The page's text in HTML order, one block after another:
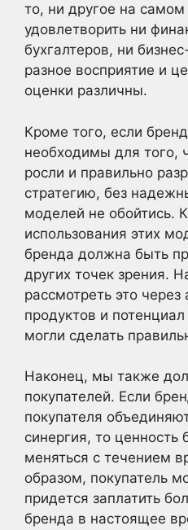
то, ни другое на
удовлетворить ни
бухгалтеров, ни
разное восприятие и
оценки различны.
Кроме того, если
необходимы для того,
росли и правильно
стратегию, без
моделей не обойтись.
использования этих
бренда должна быть
других точек зрения.
рассмотреть это через
продуктов и
могли сделать
Наконец, мы также
покупателей. Если
покупателя
синергия, то ценность
меняться с течением
образом, покупатель
придется заплатить
бренда в настоящее